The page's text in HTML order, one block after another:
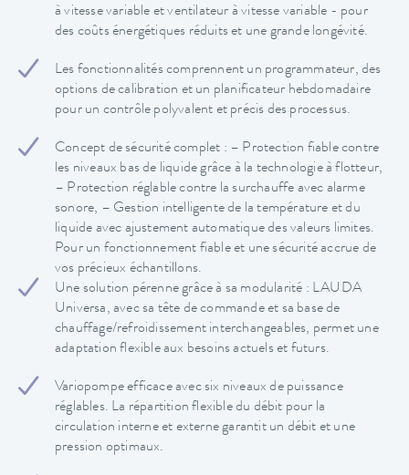
à vitesse variable et ventilateur à vitesse variable - pour
des coûts énergétiques réduits et une grande longévité.
Les fonctionnalités comprennent un programmateur, des
options de calibration et un planificateur hebdomadaire
pour un contrôle polyvalent et précis des processus.
Concept de sécurité complet : – Protection fiable contre
les niveaux bas de liquide grâce à la technologie à flotteur,
– Protection réglable contre la surchauffe avec alarme
sonore, – Gestion intelligente de la température et du
liquide avec ajustement automatique des valeurs limites.
Pour un fonctionnement fiable et une sécurité accrue de
vos précieux échantillons.
Une solution pérenne grâce à sa modularité : LAUDA
Universa, avec sa tête de commande et sa base de
chauffage/refroidissement interchangeables, permet une
adaptation flexible aux besoins actuels et futurs.
Variopompe efficace avec six niveaux de puissance
réglables. La répartition flexible du débit pour la
circulation interne et externe garantit un débit et une
pression optimaux.